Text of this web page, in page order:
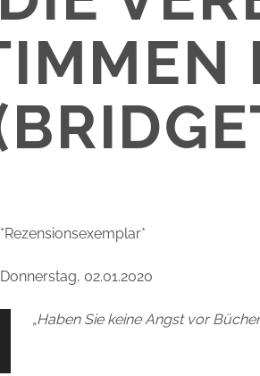
*Rezensionsexemplar*
Donnerstag, 02.01.2020
„Haben Sie keine Angst vor